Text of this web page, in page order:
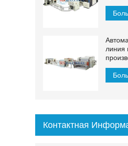
лица
линия
2200
Контактная